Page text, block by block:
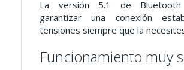
La versión 5.1 de
garantizar una conexión
tensiones siempre que la
Funcionamiento muy